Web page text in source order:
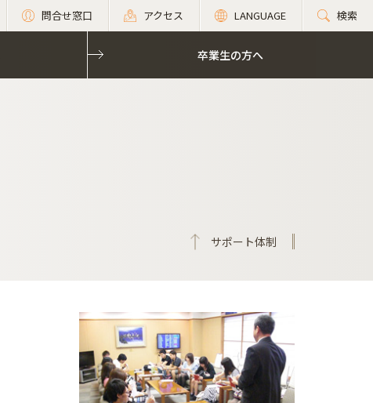
問合せ窓口 アクセス LANGUAGE 検索
卒業生の方へ
卒業生の方へ
サポート体制